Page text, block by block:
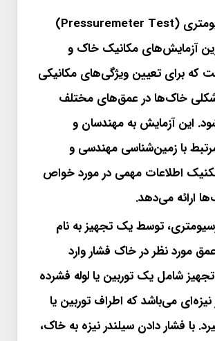
آزمایش پرسیومتری (Pressuremeter Test)
آزمایش‌های مکانیک خاک و
که برای تعیین ویژگی‌های مکانیکی
خاک‌ها در عمق‌های مختلف
این آزمایش به مهندسان و
با زمین‌شناسی مهندسی و
اطلاعات مهمی در مورد خواص
ارائه می‌دهد.
توسط یک تجهیز به نام
مورد نظر در خاک فشار وارد
شامل یک توربین یا لوله فشرده
می‌باشد که اطراف توربین یا
با فشار دادن سیلندر نیزه به خاک،